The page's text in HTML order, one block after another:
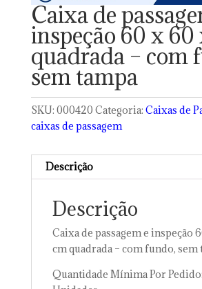
Caixa de
inspeção 60 x
quadrada – com
sem tampa
SKU: 000420 Categoria: Caixas de
caixas de passagem
Descrição
Descrição
Caixa de passagem e inspeção
cm quadrada – com fundo, sem
Quantidade Mínima Por